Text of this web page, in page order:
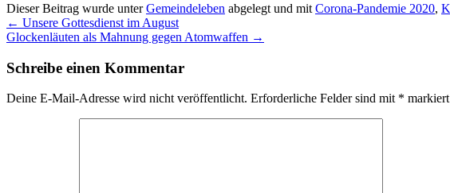
Dieser Beitrag wurde unterGemeindeleben abgelegt und mit Corona-Pandemie 2020,
← Unsere Gottesdienst im August
Glockenläuten als Mahnung gegen Atomwaffen →
Schreibe einen Kommentar
Deine E-Mail-Adresse wird nicht veröffentlicht. Erforderliche Felder sind mit * markiert